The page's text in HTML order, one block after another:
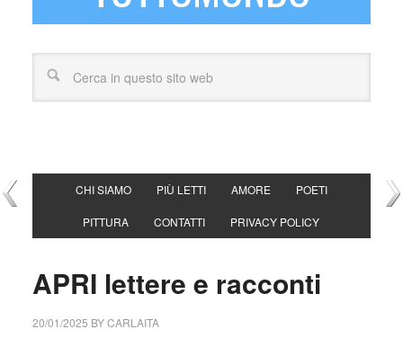
CHI SIAMO PIÙ LETTI AMORE POETI
PITTURA CONTATTI PRIVACY POLICY
APRI lettere e racconti
20/01/2025 BYCARLAITA